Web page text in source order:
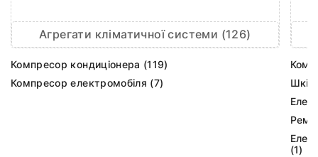
Агрегати кліматичної системи (126)
Компресор кондиціонера (119)
Компресор електромобіля (7)
Шків
(1)